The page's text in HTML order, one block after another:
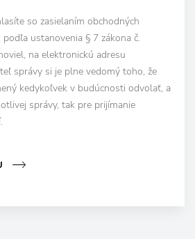
so zasielaním obchodných
ustanovenia § 7 zákona č.
na elektronickú adresu
správy si je plne vedomý toho, že
kedykoľvek v budúcnosti odvolať, a
správy, tak pre prijímanie